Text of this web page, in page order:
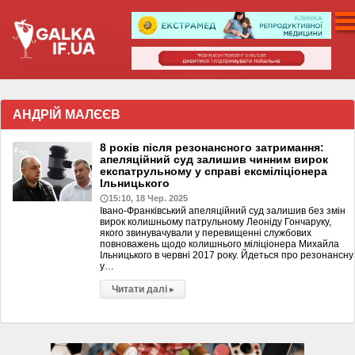
АНДРІЙ МАЛЄЄВ
8 років після резонансного затримання:
апеляційний суд залишив чинним вирок
експатрульному у справі ексміліціонера
Ільницького
15:10, 18 Чер. 2025
Івано-Франківський апеляційний суд залишив без змін
вирок колишньому патрульному Леоніду Гончаруку,
якого звинувачували у перевищенні службових
повноважень щодо колишнього міліціонера Михайла
Ільницького в червні 2017 року. Йдеться про резонансну
у…
Читати далі ▸